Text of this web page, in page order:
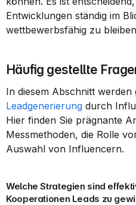
Entwicklungen ständig im
wettbewerbsfähig zu
Häufig gestellte
Leadgenerierung durch
Hier finden Sie prägnante
Messmethoden, die Rolle
Auswahl von Influencern.
Welche Strategien sind
Kooperationen Leads zu